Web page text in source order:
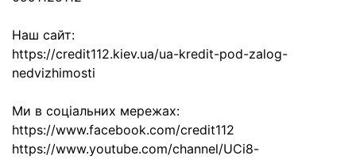
Наш сайт:
https://credit112.kiev.ua/ua-kredit-pod-zalog-
nedvizhimosti
Ми в соціальних мережах:
https://www.facebook.com/credit112
https://www.youtube.com/channel/UCi8-